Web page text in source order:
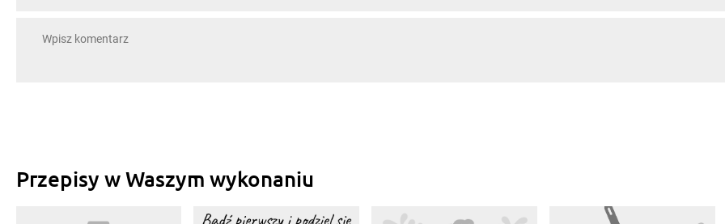
Przepisy w Waszym wykonaniu